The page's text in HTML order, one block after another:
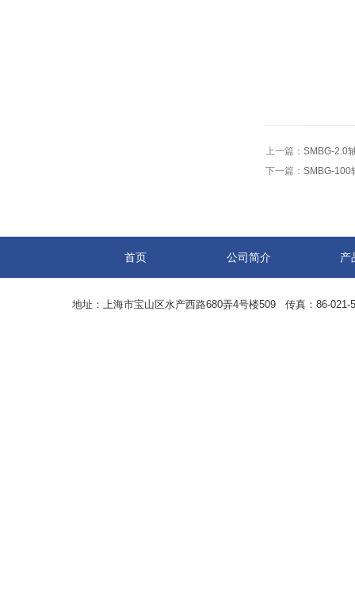
上一篇： SMBG-2.0
下一篇： SMBG-100
首页 公司简介 产
地址：上海市宝山区水产西路680弄4号楼509 传真：86-